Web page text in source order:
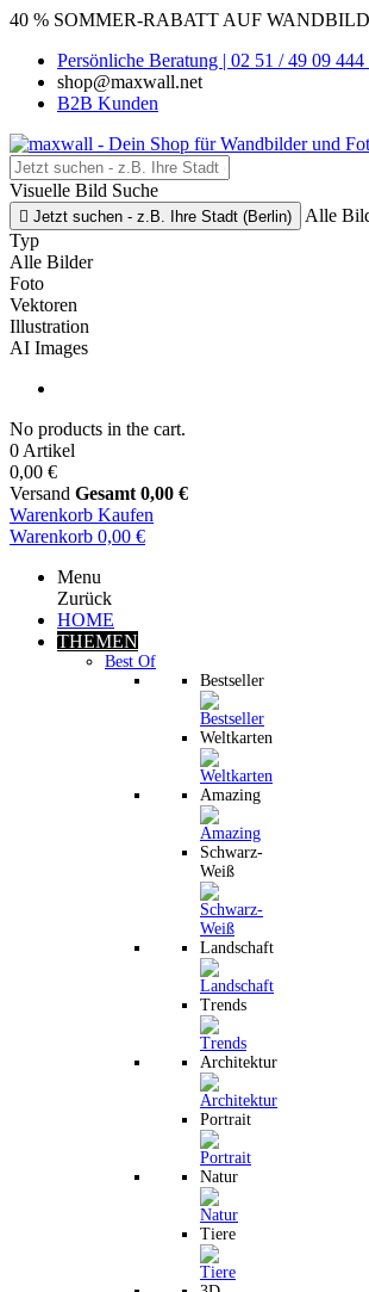
40 % SOMMER-RABATT AUF
Persönliche Beratung | 02 51 / 49 09 444
shop@maxwall.net
B2B Kunden
Visuelle Bild Suche
 Jetzt suchen - z.B. Ihre Stadt (Berlin)
Alle
Typ
Alle Bilder
Foto
Vektoren
Illustration
AI Images
No products in the cart.
0 Artikel
0,00 €
Versand Gesamt 0,00 €
Warenkorb Kaufen
Warenkorb 0,00 €
Menu
Zurück
HOME
THEMEN
Best Of
Bestseller
Weltkarten
Amazing
Schwarz-
Weiß
Landschaft
Trends
Architektur
Portrait
Natur
Tiere